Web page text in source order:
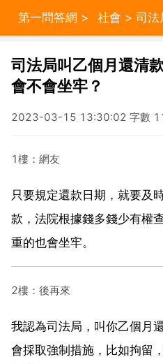
第一問答網 > 社會 > 司法
司法局叫乙個月還清
會不會坐牢？
2023-03-15 13:30:02 字數
1樓：網友
只要規定還款日期，就要及
款，法院根據錢多錢少有權
重的也會坐牢。
2樓：後再來
我認為司法局，叫你乙個月
會採取強制措施，比如拘留